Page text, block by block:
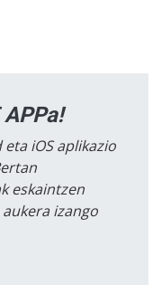
APPa!
iOS aplikazio
eskaintzen
izango